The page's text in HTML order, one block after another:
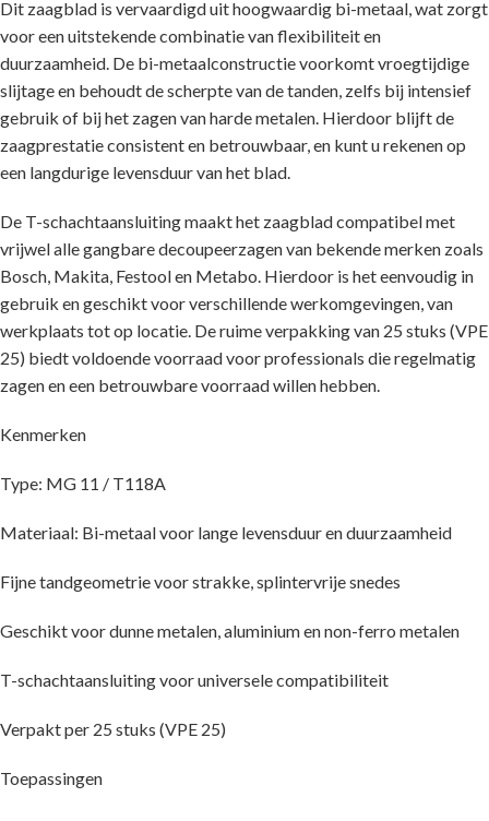
Dit zaagblad is vervaardigd uit hoogwaardig bi-metaal, wat zorgt
voor een uitstekende combinatie van flexibiliteit en
duurzaamheid. De bi-metaalconstructie voorkomt vroegtijdige
slijtage en behoudt de scherpte van de tanden, zelfs bij intensief
gebruik of bij het zagen van harde metalen. Hierdoor blijft de
zaagprestatie consistent en betrouwbaar, en kunt u rekenen op
een langdurige levensduur van het blad.
De T-schachtaansluiting maakt het zaagblad compatibel met
vrijwel alle gangbare decoupeerzagen van bekende merken zoals
Bosch, Makita, Festool en Metabo. Hierdoor is het eenvoudig in
gebruik en geschikt voor verschillende werkomgevingen, van
werkplaats tot op locatie. De ruime verpakking van 25 stuks (VPE
25) biedt voldoende voorraad voor professionals die regelmatig
zagen en een betrouwbare voorraad willen hebben.
Kenmerken
Type: MG 11 / T118A
Materiaal: Bi-metaal voor lange levensduur en duurzaamheid
Fijne tandgeometrie voor strakke, splintervrije snedes
Geschikt voor dunne metalen, aluminium en non-ferro metalen
T-schachtaansluiting voor universele compatibiliteit
Verpakt per 25 stuks (VPE 25)
Toepassingen